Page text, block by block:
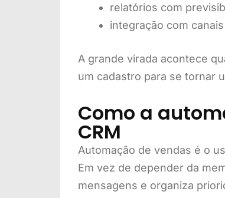
relatórios com
integração com
A grande virada acontece
um cadastro para se tornar
Como a
CRM
Automação de vendas é o
Em vez de depender da
mensagens e organiza